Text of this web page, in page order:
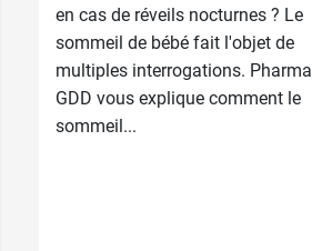
en cas de réveils nocturnes ? Le
sommeil de bébé fait l'objet de
multiples interrogations. Pharma
GDD vous explique comment le
sommeil...